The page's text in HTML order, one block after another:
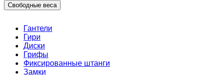
Свободные веса
Гантели
Гири
Диски
Грифы
Фиксированные штанги
Замки